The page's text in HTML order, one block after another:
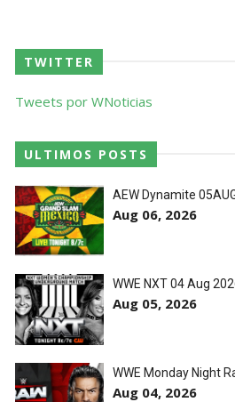
TWITTER
Tweets por WNoticias
ULTIMOS POSTS
AEW Dynamite
Aug 06, 2026
WWE NXT 04 Aug
Aug 05, 2026
WWE Monday Night
Aug 04, 2026